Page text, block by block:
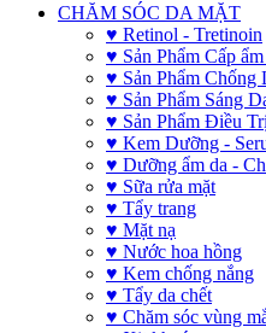
CHĂM SÓC DA MẶT
♥ Retinol - Tretinoin
♥ Sản Phẩm Cấp
♥ Sản Phẩm Chống
♥ Sản Phẩm Sáng
♥ Sản Phẩm Điều
♥ Kem Dưỡng -
♥ Dưỡng ẩm da -
♥ Sữa rửa mặt
♥ Tẩy trang
♥ Mặt nạ
♥ Nước hoa hồng
♥ Kem chống nắng
♥ Tẩy da chết
♥ Chăm sóc vùng